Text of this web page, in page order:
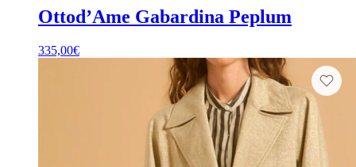
Ottod’Ame Gabardina Peplum
335,00€